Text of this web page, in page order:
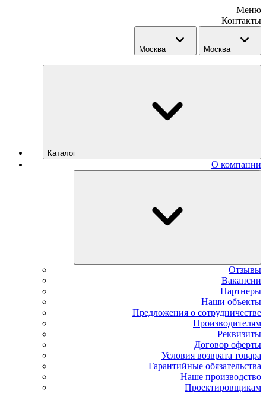
Меню
Контакты
Москва Москва
Каталог
О компании
Отзывы
Вакансии
Партнеры
Наши объекты
Предложения о сотрудничестве
Производителям
Реквизиты
Договор оферты
Условия возврата товара
Гарантийные обязательства
Наше производство
Проектировщикам